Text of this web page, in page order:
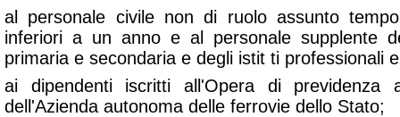
al personale civile non di ruolo assunto
inferiori a un anno e al personale supplente
primaria e secondaria e degli istit ti professionali
ai dipendenti iscritti all'Opera di previdenza
dell'Azienda autonoma delle ferrovie dello Stato;